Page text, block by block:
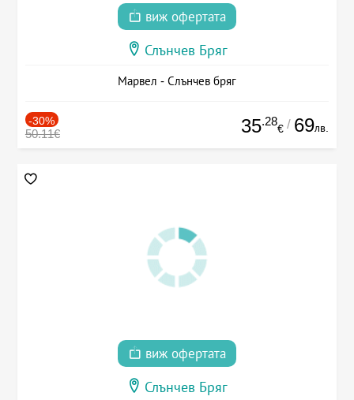
виж офертата
Слънчев Бряг
Марвел - Слънчев бряг
-30%
50.11€ 35.28
€ / 69лв.
виж офертата
Слънчев Бряг